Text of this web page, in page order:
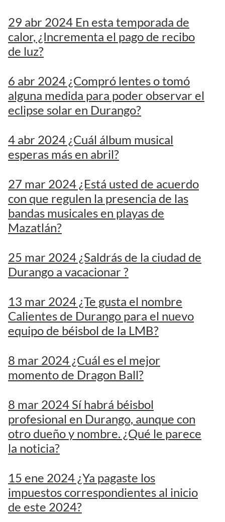
29 abr 2024 En esta temporada de
calor, ¿Incrementa el pago de recibo
de luz?
6 abr 2024 ¿Compró lentes o tomó
alguna medida para poder observar el
eclipse solar en Durango?
4 abr 2024 ¿Cuál álbum musical
esperas más en abril?
27 mar 2024 ¿Está usted de acuerdo
con que regulen la presencia de las
bandas musicales en playas de
Mazatlán?
25 mar 2024 ¿Saldrás de la ciudad de
Durango a vacacionar ?
13 mar 2024 ¿Te gusta el nombre
Calientes de Durango para el nuevo
equipo de béisbol de la LMB?
8 mar 2024 ¿Cuál es el mejor
momento de Dragon Ball?
8 mar 2024 Sí habrá béisbol
profesional en Durango, aunque con
otro dueño y nombre. ¿Qué le parece
la noticia?
15 ene 2024 ¿Ya pagaste los
impuestos correspondientes al inicio
de este 2024?